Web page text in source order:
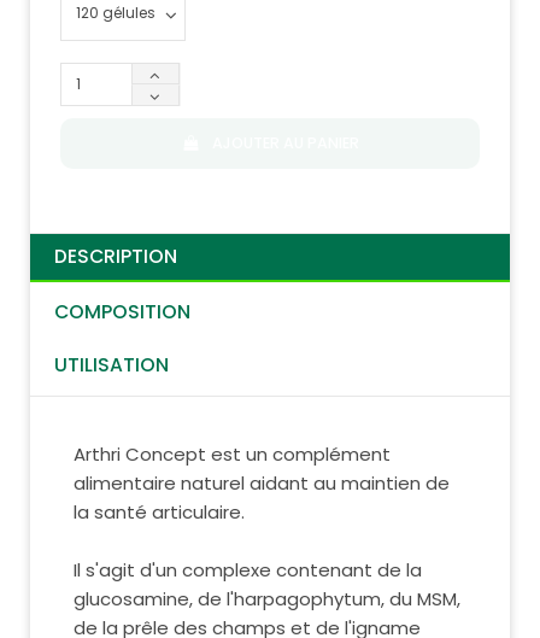
DESCRIPTION
COMPOSITION
UTILISATION
Arthri Concept est un complément
alimentaire naturel aidant au maintien de
la santé articulaire.
Il s'agit d'un complexe contenant de la
glucosamine, de l'harpagophytum, du MSM,
de la prêle des champs et de l'igname